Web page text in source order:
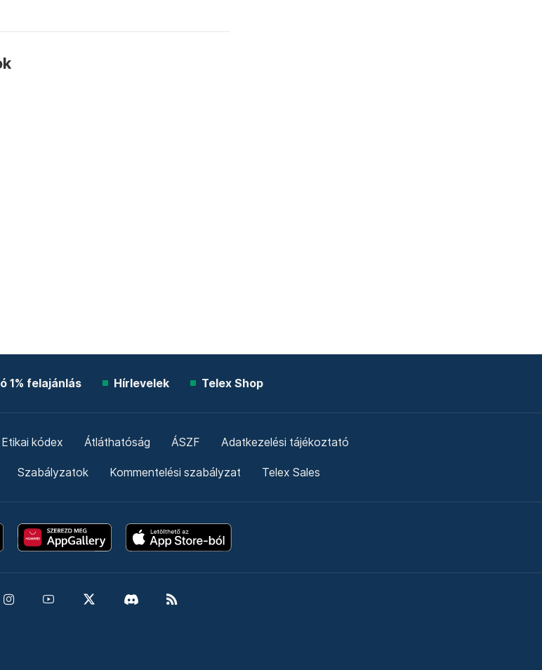
1% felajánlás Hírlevelek Telex Shop
Etikai kódex Átláthatóság ÁSZF Adatkezelési tájékoztató
Szabályzatok Kommentelési szabályzat Telex Sales